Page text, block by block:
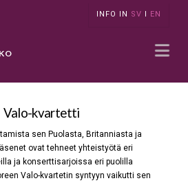
INFO IN SV I EN
Valo-kvartetti
sen Puolasta, Britanniasta ja
ovat tehneet yhteistyötä eri
ja konserttisarjoissa eri puolilla
Valo-kvartetin syntyyn vaikutti sen